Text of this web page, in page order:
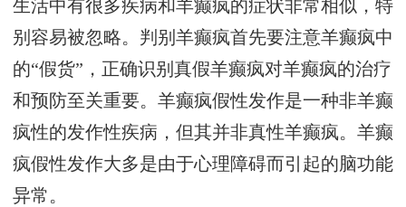
生活中有很多疾病和羊癫疯的症状非常相似，特
别容易被忽略。判别羊癫疯首先要注意羊癫疯中
的“假货”，正确识别真假羊癫疯对羊癫疯的治疗
和预防至关重要。羊癫疯假性发作是一种非羊癫
疯性的发作性疾病，但其并非真性羊癫疯。羊癫
疯假性发作大多是由于心理障碍而引起的脑功能
异常。